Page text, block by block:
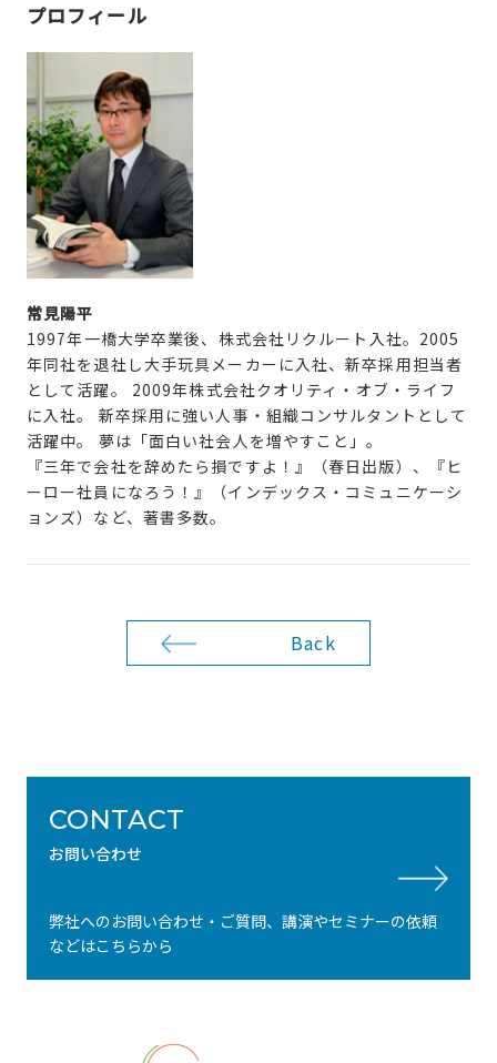
プロフィール
常見陽平
1997年一橋大学卒業後、株式会社リクルート入社。2005
年同社を退社し大手玩具メーカーに入社、新卒採用担当者
として活躍。 2009年株式会社クオリティ・オブ・ライフ
に入社。 新卒採用に強い人事・組織コンサルタントとして
活躍中。 夢は「面白い社会人を増やすこと」。
『三年で会社を辞めたら損ですよ！』（春日出版）、『ヒ
ーロー社員になろう！』（インデックス・コミュニケーシ
ョンズ）など、著書多数。
Back
CONTACT
お問い合わせ
弊社へのお問い合わせ・ご質問、講演やセミナーの依頼
などはこちらから